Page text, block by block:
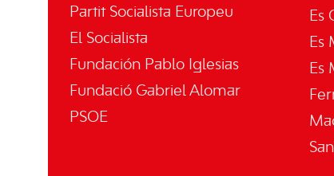
Partit Socialista Europeu
El Socialista
Fundación Pablo Iglesias
Fundació Gabriel Alomar
PSOE
Es
Es
Es